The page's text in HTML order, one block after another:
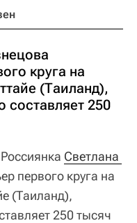
круга на
(Таиланд),
составляет 250
Россиянка Светлана
первого круга на
(Таиланд),
250 тысяч